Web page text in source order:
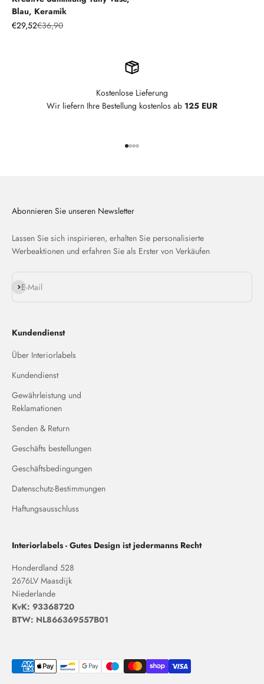
Blau, Keramik
Angebot
€29,52Regulärer Preis
€36,90
Kostenlose Lieferung
Wir liefern Ihre Bestellung kostenlos ab 125 EUR
Abonnieren Sie unseren Newsletter
Lassen Sie sich inspirieren, erhalten Sie personalisierte
Werbeaktionen und erfahren Sie als Erster von Verkäufen
E-Mail
Abonnieren
Kundendienst
Über Interiorlabels
Kundendienst
Gewährleistung und
Reklamationen
Senden & Return
Geschäfts bestellungen
Geschäftsbedingungen
Datenschutz-Bestimmungen
Haftungsausschluss
Interiorlabels - Gutes Design ist jedermanns Recht
Honderdland 528
2676LV Maasdijk
Niederlande
KvK: 93368720
BTW: NL866369557B01